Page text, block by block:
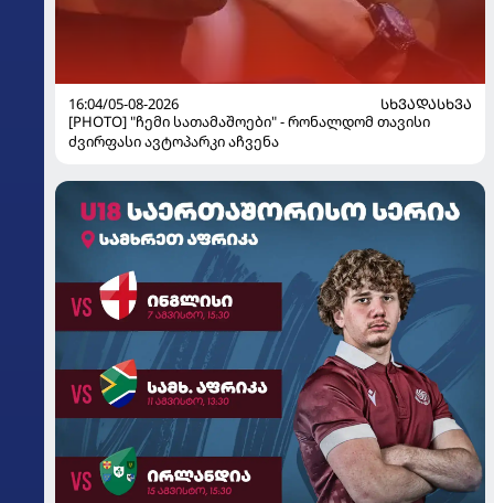
16:04/05-08-2026
ᲡᲮᲕᲐᲓᲐᲡᲮᲕᲐ
[PHOTO] "ჩემი სათამაშოები" - რონალდომ თავისი
ძვირფასი ავტოპარკი აჩვენა